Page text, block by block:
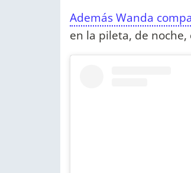
Además Wanda
en la pileta, de